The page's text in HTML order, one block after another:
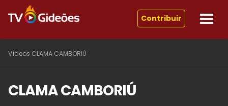
Contribuir
Vídeos CLAMA CAMBORIÚ
CLAMA CAMBORIÚ